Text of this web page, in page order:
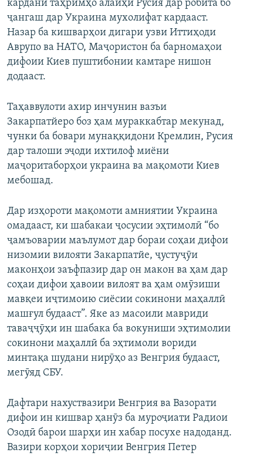
кардани таҳримҳо алайҳи Русия дар робита бо
ҷангаш дар Украина мухолифат кардааст.
Назар ба кишварҳои дигари узви Иттиҳоди
Аврупо ва НАТО, Маҷористон ба барномаҳои
дифоии Киев пуштибонии камтаре нишон
додааст.
Таҳаввулоти ахир инчунин вазъи
Закарпатйеро боз ҳам мураккабтар мекунад,
чунки ба бовари мунаққидони Кремлин, Русия
дар талоши эҷоди ихтилоф миёни
маҷоритаборҳои украина ва мақомоти Киев
мебошад.
Дар изҳороти мақомоти амниятии Украина
омадааст, ки шабакаи ҷосусии эҳтимолӣ “бо
ҷамъоварии маълумот дар бораи соҳаи дифои
низомии вилояти Закарпатйе, ҷустуҷӯи
маконҳои заъфпазир дар он макон ва ҳам дар
соҳаи дифои ҳавоии вилоят ва ҳам омӯзиши
мавқеи иҷтимоию сиёсии сокинони маҳаллӣ
машғул будааст”. Яке аз масоили мавриди
таваҷҷӯҳи ин шабака ба вокуниши эҳтимолии
сокинони маҳаллӣ ба эҳтимоли вориди
минтақа шудани нирӯҳо аз Венгрия будааст,
мегӯяд СБУ.
Дафтари нахуствазири Венгрия ва Вазорати
дифои ин кишвар ҳанӯз ба муроҷиати Радиои
Озодӣ барои шарҳи ин хабар посухе надоданд.
Вазири корҳои хориҷии Венгрия Петер